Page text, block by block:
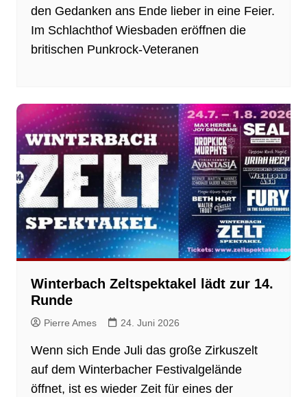
den Gedanken ans Ende lieber in eine Feier.
Im Schlachthof Wiesbaden eröffnen die
britischen Punkrock-Veteranen
Winterbach Zeltspektakel lädt zur 14.
Runde
Pierre Ames 24. Juni 2026
Wenn sich Ende Juli das große Zirkuszelt
auf dem Winterbacher Festivalgelände
öffnet, ist es wieder Zeit für eines der